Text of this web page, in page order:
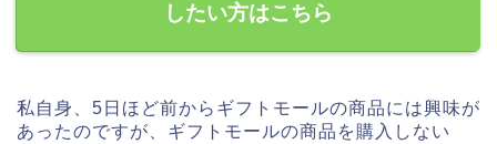
したい方はこちら
私自身、5日ほど前からギフトモールの商品には興味が
あったのですが、ギフトモールの商品を購入しない